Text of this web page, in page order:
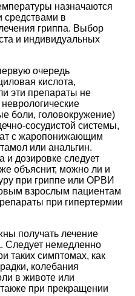
назначаются
средствами в
гриппа. Выбор
и индивидуальных
очередь
кислота,
эти препараты не
боли, головокружение)
сосудистой системы,
с жаропонижающим
или анальгин.
и дозировке следует
объяснит, можно ли и
при гриппе или ОРВИ
взрослым пациентам
при гипертермии
получать лечение
Следует немедленно
таких симптомах, как
колебания
в животе или
при прекращении